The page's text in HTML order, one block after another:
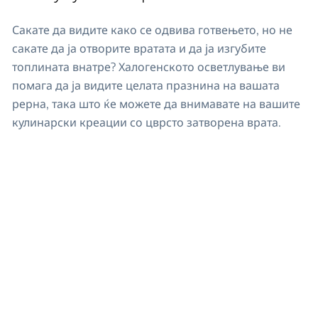
Сакате да видите како се одвива готвењето, но не
сакате да ја отворите вратата и да ја изгубите
топлината внатре? Халогенското осветлување ви
помага да ја видите целата празнина на вашата
рерна, така што ќе можете да внимавате на вашите
кулинарски креации со цврсто затворена врата.